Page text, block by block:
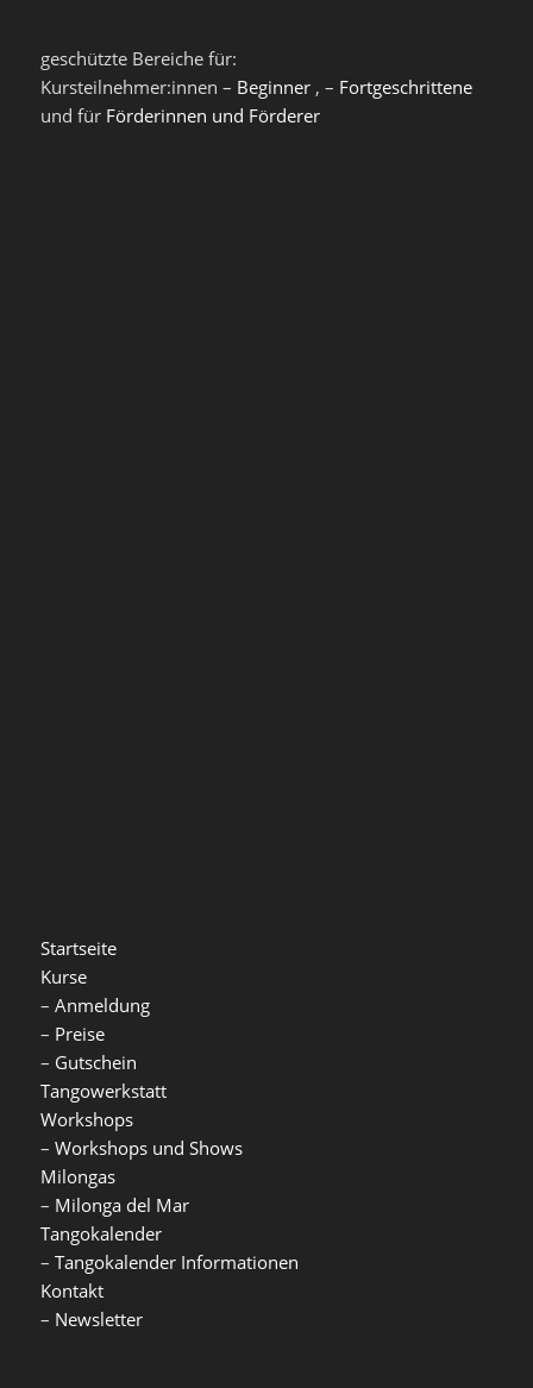
geschützte Bereiche für:
Kursteilnehmer:innen – Beginner, – Fortgeschrittene
und für Förderinnen und Förderer
Startseite
Kurse
– Anmeldung
– Preise
– Gutschein
Tangowerkstatt
Workshops
– Workshops und Shows
Milongas
– Milonga del Mar
Tangokalender
– Tangokalender Informationen
Kontakt
– Newsletter